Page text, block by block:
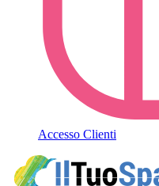
Accesso Clienti